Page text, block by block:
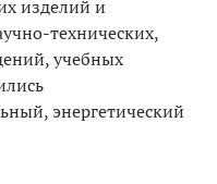
изделий и
технических,
учебных
энергетический